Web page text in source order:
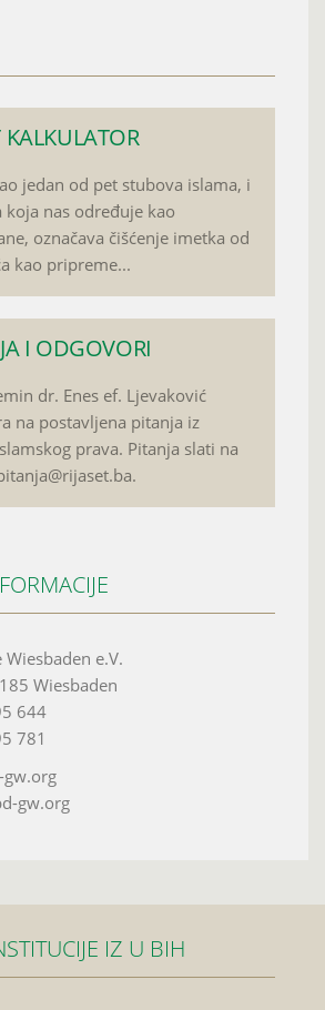
KALKULATOR
jedan od pet stubova islama, i
koja nas određuje kao
označava čišćenje imetka od
kao pripreme...
I ODGOVORI
dr. Enes ef. Ljevaković
na postavljena pitanja iz
prava. Pitanja slati na
e.V.
Wiesbaden
644
781
gw.org
IZ U BIH